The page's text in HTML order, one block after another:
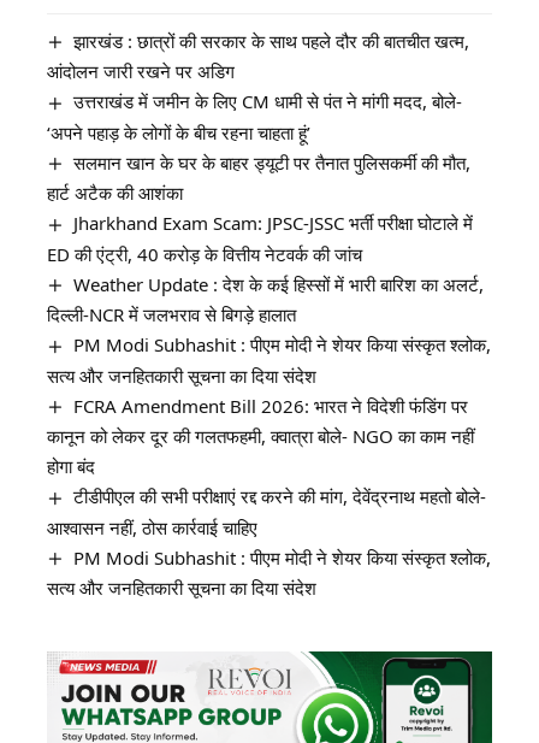
झारखंड : छात्रों की सरकार के साथ पहले दौर की बातचीत खत्म,
आंदोलन जारी रखने पर अडिग
उत्तराखंड में जमीन के लिए CM धामी से पंत ने मांगी मदद, बोले-
‘अपने पहाड़ के लोगों के बीच रहना चाहता हूं’
सलमान खान के घर के बाहर ड्यूटी पर तैनात पुलिसकर्मी की मौत,
हार्ट अटैक की आशंका
Jharkhand Exam Scam: JPSC-JSSC भर्ती परीक्षा घोटाले में
ED की एंट्री, 40 करोड़ के वित्तीय नेटवर्क की जांच
Weather Update : देश के कई हिस्सों में भारी बारिश का अलर्ट,
दिल्ली-NCR में जलभराव से बिगड़े हालात
PM Modi Subhashit : पीएम मोदी ने शेयर किया संस्कृत श्लोक,
सत्य और जनहितकारी सूचना का दिया संदेश
FCRA Amendment Bill 2026: भारत ने विदेशी फंडिंग पर
कानून को लेकर दूर की गलतफहमी, क्वात्रा बोले- NGO का काम नहीं
होगा बंद
टीडीपीएल की सभी परीक्षाएं रद्द करने की मांग, देवेंद्रनाथ महतो बोले-
आश्वासन नहीं, ठोस कार्रवाई चाहिए
PM Modi Subhashit : पीएम मोदी ने शेयर किया संस्कृत श्लोक,
सत्य और जनहितकारी सूचना का दिया संदेश